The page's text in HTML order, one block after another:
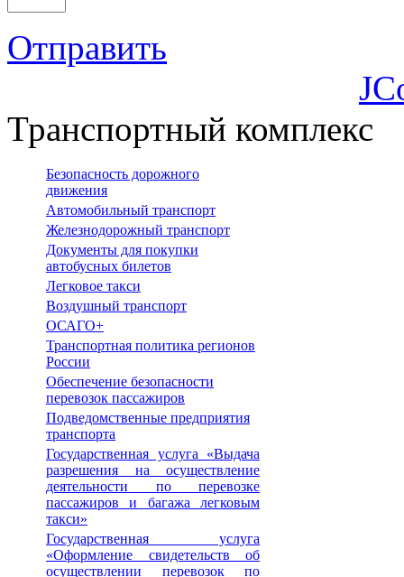
Отправить
Транспортный комплекс
Безопасность дорожного
движения
Автомобильный транспорт
Железнодорожный транспорт
Документы для покупки
автобусных билетов
Легковое такси
Воздушный транспорт
ОСАГО+
Транспортная политика регионов
России
Обеспечение безопасности
перевозок пассажиров
Подведомственные предприятия
транспорта
Государственная услуга «Выдача
разрешения на осуществление
деятельности по перевозке
пассажиров и багажа легковым
такси»
Государственная услуга
«Оформление свидетельств об
осуществлении перевозок по